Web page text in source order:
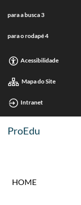
para a busca3
para o rodapé4
Acessibilidade
Mapa do Site
Intranet
ProEdu
HOME